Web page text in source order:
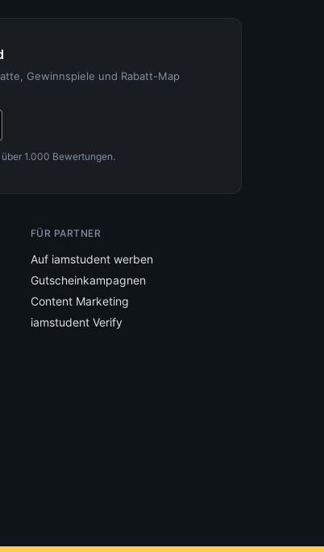
Gewinnspiele und Rabatt-Map
1.000 Bewertungen.
FÜR PARTNER
Auf iamstudent werben
Gutscheinkampagnen
Content Marketing
iamstudent Verify